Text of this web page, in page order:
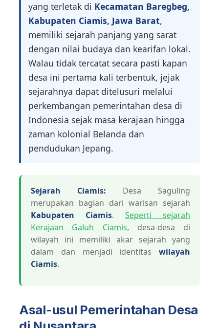
yang terletak di Kecamatan Baregbeg,
Kabupaten Ciamis, Jawa Barat,
memiliki sejarah panjang yang sarat
dengan nilai budaya dan kearifan lokal.
Walau tidak tercatat secara pasti kapan
desa ini pertama kali terbentuk, jejak
sejarahnya dapat ditelusuri melalui
perkembangan pemerintahan desa di
Indonesia sejak masa kerajaan hingga
zaman kolonial Belanda dan
pendudukan Jepang.
Sejarah Ciamis: Desa Saguling
merupakan bagian dari warisan sejarah
Kabupaten Ciamis. Seperti sejarah
Kerajaan Galuh Ciamis, desa-desa di
wilayah ini memiliki akar sejarah yang
dalam dan menjadi identitas wilayah
Ciamis.
Asal-usul Pemerintahan Desa